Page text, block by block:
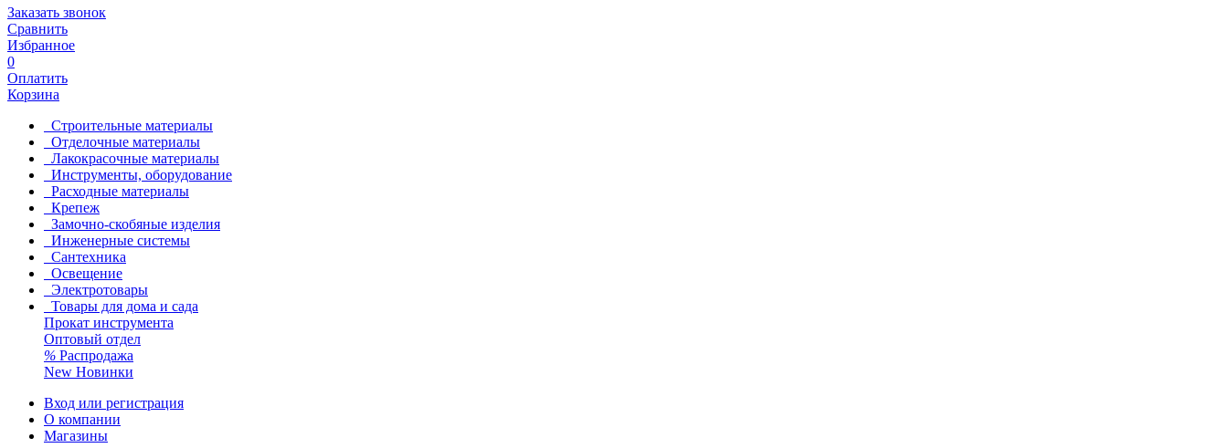
Заказать звонок
Сравнить
Избранное
0
Оплатить
Корзина
Строительные материалы
Отделочные материалы
Лакокрасочные материалы
Инструменты, оборудование
Расходные материалы
Крепеж
Замочно-скобяные изделия
Инженерные системы
Сантехника
Освещение
Электротовары
Товары для дома и сада
Прокат инструмента
Оптовый отдел
% Распродажа
New Новинки
Вход или регистрация
О компании
Магазины